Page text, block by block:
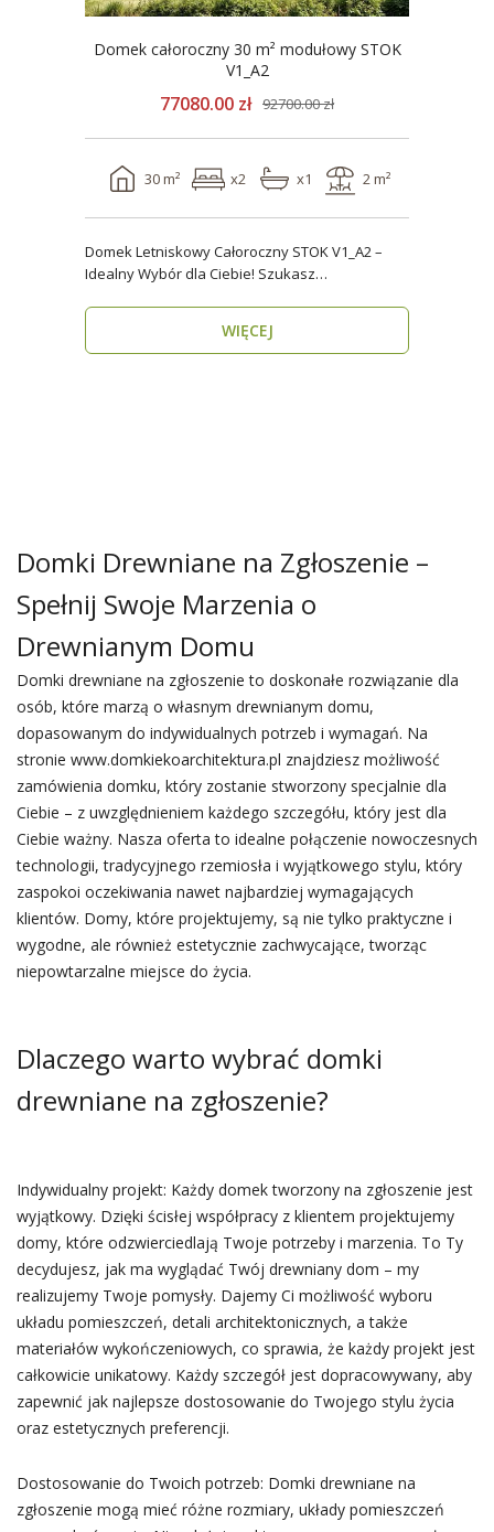
Domek całoroczny 30 m² modułowy STOK
V1_A2
77080.00 zł 92700.00 zł
30 m² x2 x1 2 m²
Domek Letniskowy Całoroczny STOK V1_A2 –
Idealny Wybór dla Ciebie! Szukasz
WIĘCEJ
Domki Drewniane na Zgłoszenie –
Spełnij Swoje Marzenia o
Drewnianym Domu
Domki drewniane na zgłoszenie to doskonałe rozwiązanie dla
osób, które marzą o własnym drewnianym domu,
dopasowanym do indywidualnych potrzeb i wymagań. Na
stronie www.domkiekoarchitektura.pl znajdziesz możliwość
zamówienia domku, który zostanie stworzony specjalnie dla
Ciebie – z uwzględnieniem każdego szczegółu, który jest dla
Ciebie ważny. Nasza oferta to idealne połączenie nowoczesnych
technologii, tradycyjnego rzemiosła i wyjątkowego stylu, który
zaspokoi oczekiwania nawet najbardziej wymagających
klientów. Domy, które projektujemy, są nie tylko praktyczne i
wygodne, ale również estetycznie zachwycające, tworząc
niepowtarzalne miejsce do życia.
Dlaczego warto wybrać domki
drewniane na zgłoszenie?
Indywidualny projekt: Każdy domek tworzony na zgłoszenie jest
wyjątkowy. Dzięki ścisłej współpracy z klientem projektujemy
domy, które odzwierciedlają Twoje potrzeby i marzenia. To Ty
decydujesz, jak ma wyglądać Twój drewniany dom – my
realizujemy Twoje pomysły. Dajemy Ci możliwość wyboru
układu pomieszczeń, detali architektonicznych, a także
materiałów wykończeniowych, co sprawia, że każdy projekt jest
całkowicie unikatowy. Każdy szczegół jest dopracowywany, aby
zapewnić jak najlepsze dostosowanie do Twojego stylu życia
oraz estetycznych preferencji.
Dostosowanie do Twoich potrzeb: Domki drewniane na
zgłoszenie mogą mieć różne rozmiary, układy pomieszczeń